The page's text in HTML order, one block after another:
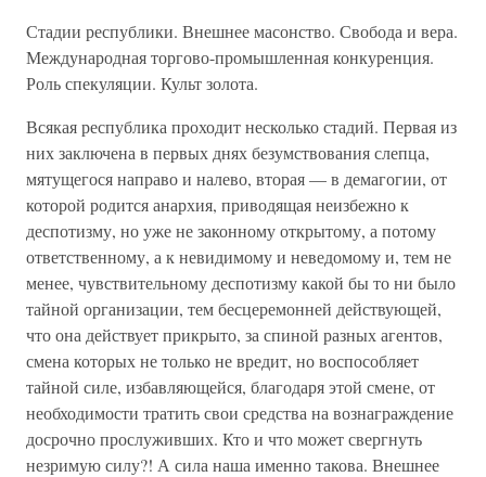
Стадии республики. Внешнее масонство. Свобода и вера.
Международная торгово-промышленная конкуренция.
Роль спекуляции. Культ золота.
Всякая республика проходит несколько стадий. Первая из
них заключена в первых днях безумствования слепца,
мятущегося направо и налево, вторая — в демагогии, от
которой родится анархия, приводящая неизбежно к
деспотизму, но уже не законному открытому, а потому
ответственному, а к невидимому и неведомому и, тем не
менее, чувствительному деспотизму какой бы то ни было
тайной организации, тем бесцеремонней действующей,
что она действует прикрыто, за спиной разных агентов,
смена которых не только не вредит, но воспособляет
тайной силе, избавляющейся, благодаря этой смене, от
необходимости тратить свои средства на вознаграждение
досрочно прослуживших. Кто и что может свергнуть
незримую силу?! А сила наша именно такова. Внешнее